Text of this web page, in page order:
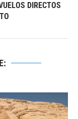
DIRECTOS